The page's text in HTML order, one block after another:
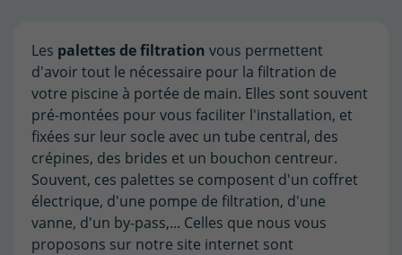
Les palettes de filtration vous permettent
d'avoir tout le nécessaire pour la filtration de
votre piscine à portée de main. Elles sont souvent
pré-montées pour vous faciliter l'installation, et
fixées sur leur socle avec un tube central, des
crépines, des brides et un bouchon centreur.
Souvent, ces palettes se composent d'un coffret
électrique, d'une pompe de filtration, d'une
vanne, d'un by-pass,... Celles que nous vous
proposons sur notre site internet sont